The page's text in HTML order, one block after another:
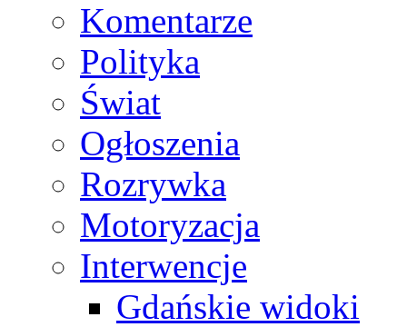
Komentarze
Polityka
Świat
Ogłoszenia
Rozrywka
Motoryzacja
Interwencje
Gdańskie widoki